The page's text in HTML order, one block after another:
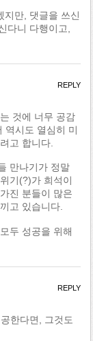
지만, 댓글을 쓰신
다니 다행이고,
것에 너무 공감
역시도 열심히 미
고 합니다.
만나기가 정말
기(?)가 희석이
진 분들이 많은
고 있습니다.
두 성공을 위해
REPLY
한다면, 그것도
REPLY